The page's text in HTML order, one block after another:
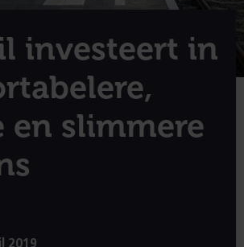
investeert in
en slimmere
2019